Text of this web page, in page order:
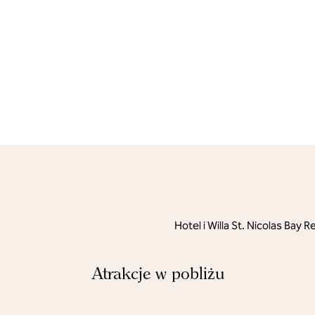
Hotel i Willa St. Nicolas Bay
Atrakcje w pobliżu